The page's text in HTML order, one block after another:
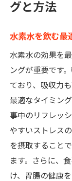
グと方法
水素水を飲む最
水素水の効果を
ングが重要です
ており、吸収力
最適なタイミン
事中のリフレッ
やすいストレス
を摂取すること
ます。さらに、
け、胃腸の健康